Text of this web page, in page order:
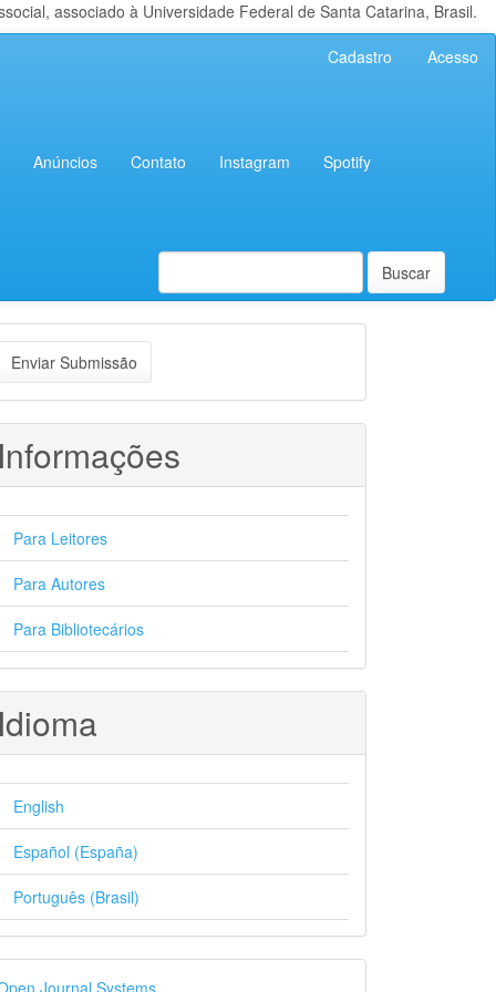
associado à Universidade Federal de Santa Catarina, Brasil.
Cadastro Acesso
Anúncios Contato Instagram Spotify
Buscar
Enviar Submissão
Para Leitores
Para Autores
Para Bibliotecários
English
Español (España)
Português (Brasil)
Journal Systems